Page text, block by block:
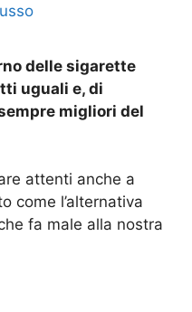
delle sigarette
uguali e, di
migliori del
attenti anche a
come l’alternativa
fa male alla nostra